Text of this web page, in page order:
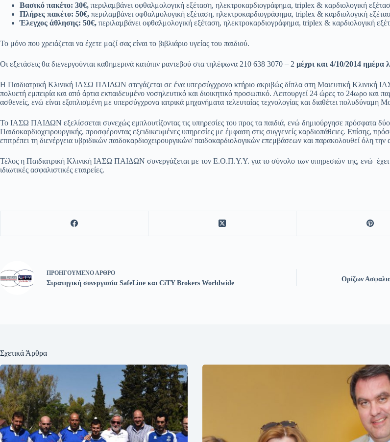
Βασικό πακέτο: 30€, περιλαμβάνει οφθαλμολογική εξέταση, ηλεκτροκαρδιογράφημα, triplex & καρδιολογική
Πλήρες πακέτο: 50€, περιλαμβάνει οφθαλμολογική εξέταση, ηλεκτροκαρδιογράφημα, triplex & καρδιολογική
Έλεγχος άθλησης: 50€, περιλαμβάνει οφθαλμολογική εξέταση, ηλεκτροκαρδιογράφημα, triplex & καρδιολογική
Το μόνο που χρειάζεται να έχετε μαζί σας είναι το βιβλιάριο υγείας του παιδιού.
Oι εξετάσεις θα διενεργούνται καθημερινά κατόπιν ραντεβού στα τηλέφωνα 210 638 3070 – 2 μέχρι και 4/10/2014 ημέρα
Η Παιδιατρική Κλινική ΙΑΣΩ ΠΑΙΔΩΝ στεγάζεται σε ένα υπερσύγχρονο κτήριο ακριβώς δίπλα στη Μαιευτική Κλινική
πολυετή εμπειρία και από άρτια εκπαιδευμένο νοσηλευτικό και διοικητικό προσωπικό. Λειτουργεί 24 ώρες το 24ωρο και
ασθενείς, ενώ είναι εξοπλισμένη με υπερσύγχρονα ιατρικά μηχανήματα τελευταίας τεχνολογίας και διαθέτει πολυδύναμη
Το ΙΑΣΩ ΠΑΙΔΩΝ εξελίσσεται συνεχώς εμπλουτίζοντας τις υπηρεσίες του προς τα παιδιά, ενώ δημιούργησε πρόσφατα
Παιδοκαρδιοχειρουργικής, προσφέροντας εξειδικευμένες υπηρεσίες με έμφαση στις συγγενείς καρδιοπάθειες. Επίσης,
επιτρέπει τη διενέργεια υβριδικών παιδοκαρδιοχειρουργικών/ παιδοκαρδιολογικών επεμβάσεων και παρακολουθεί όλη την
Τέλος η Παιδιατρική Κλινική ΙΑΣΩ ΠΑΙΔΩΝ συνεργάζεται με τον Ε.Ο.Π.Υ.Υ. για το σύνολο των υπηρεσιών της, ενώ έχει
ιδιωτικές ασφαλιστικές εταιρείες.
ΠΡΟΗΓΟΎΜΕΝΟΆΡΘΡΟ
Στρατηγική συνεργασία SafeLine και CiTY Brokers Worldwide
Ορίζων
Σχετικά Άρθρα